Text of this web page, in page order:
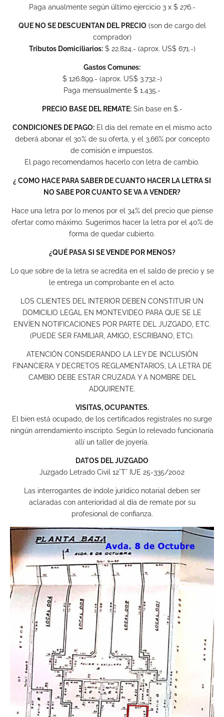
Paga anualmente según último ejercicio 3 x $ 276.-
QUE NO SE DESCUENTAN DEL PRECIO(son de cargo del
comprador)
Tributos Domiciliarios:$ 22.824.- (aprox. US$ 671.-)
Gastos Comunes:
$ 126.899.- (aprox. US$ 3.732.-)
Paga mensualmente $ 1.435.-
PRECIO BASE DEL REMATE:Sin base en $.-
CONDICIONES DE PAGO: El día del remate en el mismo acto
deberá abonar el 30% de su oferta, y el 3,66% por concepto
de comisión e impuestos.
El pago recomendamos hacerlo con letra de cambio.
¿ COMO HACE PARA SABER DE CUANTO HACER LA LETRA SI
NO SABE POR CUANTO SE VA A VENDER?
Hace una letra por lo menos por el 34% del precio que piense
ofertar como máximo. Sugerimos hacer la letra por el 40% de
forma de quedar cubierto.
¿QUÉ PASA SI SE VENDE POR MENOS?
Lo que sobre de la letra se acredita en el saldo de precio y se
le entrega un comprobante en el acto.
LOS CLIENTES DEL INTERIOR DEBEN CONSTITUIR UN
DOMICILIO LEGAL EN MONTEVIDEO PARA QUE SE LE
ENVÍEN NOTIFICACIONES POR PARTE DEL JUZGADO, ETC.
(PUEDE SER FAMILIAR, AMIGO, ESCRIBANO, ETC).
ATENCIÓN CONSIDERANDO LA LEY DE INCLUSIÓN
FINANCIERA Y DECRETOS REGLAMENTARIOS, LA LETRA DE
CAMBIO DEBE ESTAR CRUZADA Y A NOMBRE DEL
ADQUIRENTE.
VISITAS, OCUPANTES.
El bien está ocupado, de los certificados registrales no surge
ningún arrendamiento inscripto. Según lo relevado funcionaría
allí un taller de joyería.
DATOS DEL JUZGADO
Juzgado Letrado Civil 12°T° IUE 25-335/2002
Las interrogantes de índole jurídico notarial deben ser
aclaradas con anterioridad al día de remate por su
profesional de confianza.